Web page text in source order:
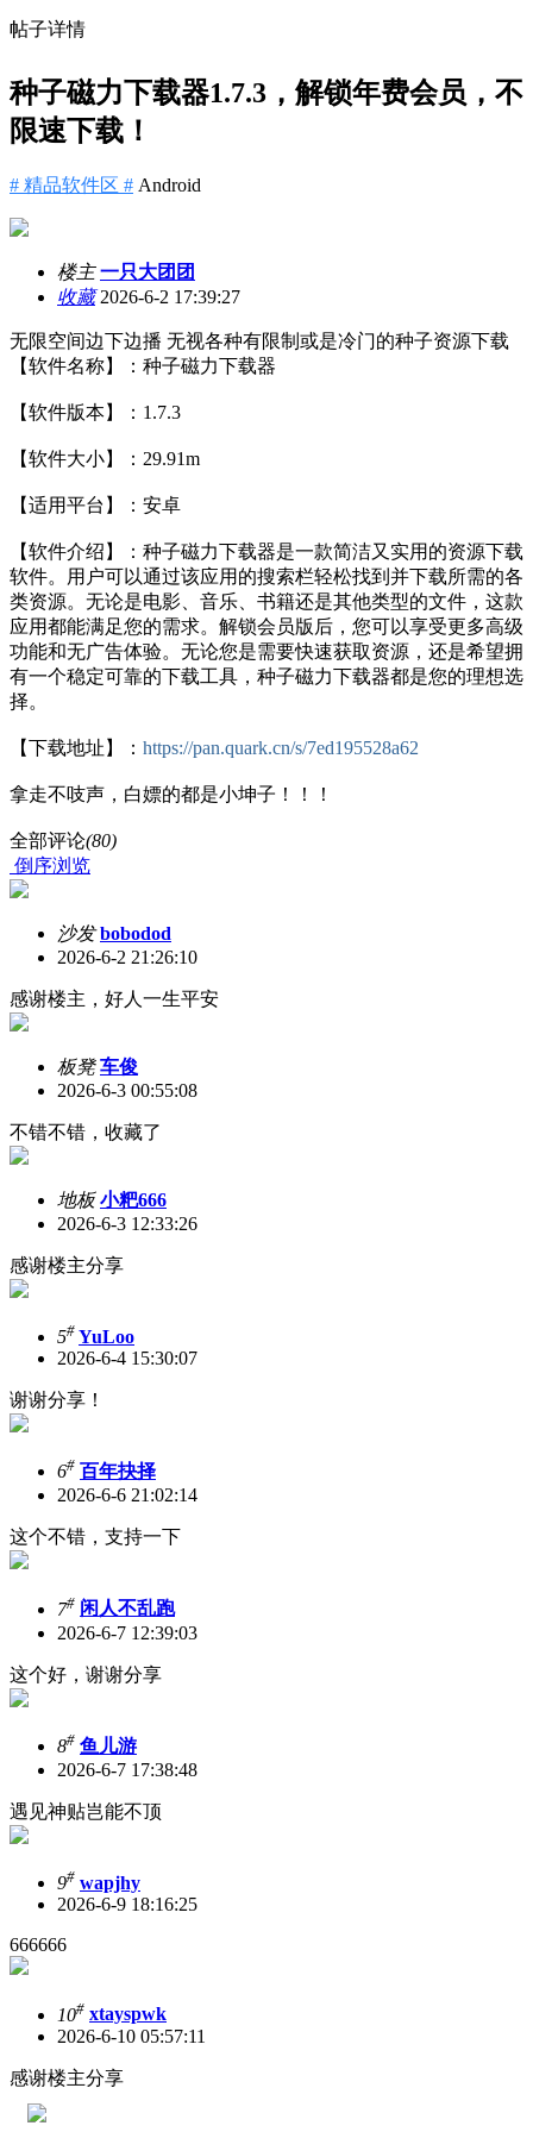
帖子详情
种子磁力下载器1.7.3，解锁年费会员，不
限速下载！
# 精品软件区 # Android
楼主 一只大团团
收藏2026-6-2 17:39:27
无限空间边下边播 无视各种有限制或是冷门的种子资源下载
【软件名称】：种子磁力下载器
【软件版本】：1.7.3
【软件大小】：29.91m
【适用平台】：安卓
【软件介绍】：种子磁力下载器是一款简洁又实用的资源下载
软件。用户可以通过该应用的搜索栏轻松找到并下载所需的各
类资源。无论是电影、音乐、书籍还是其他类型的文件，这款
应用都能满足您的需求。解锁会员版后，您可以享受更多高级
功能和无广告体验。无论您是需要快速获取资源，还是希望拥
有一个稳定可靠的下载工具，种子磁力下载器都是您的理想选
择。
【下载地址】： https://pan.quark.cn/s/7ed195528a62
拿走不吱声，白嫖的都是小坤子！！！
全部评论(80)
倒序浏览
沙发 bobodod
2026-6-2 21:26:10
感谢楼主，好人一生平安
板凳 车俊
2026-6-3 00:55:08
不错不错，收藏了
地板 小粑666
2026-6-3 12:33:26
感谢楼主分享
5# YuLoo
2026-6-4 15:30:07
谢谢分享！
6# 百年抉择
2026-6-6 21:02:14
这个不错，支持一下
7# 闲人不乱跑
2026-6-7 12:39:03
这个好，谢谢分享
8# 鱼儿游
2026-6-7 17:38:48
遇见神贴岂能不顶
9# wapjhy
2026-6-9 18:16:25
666666
10# xtayspwk
2026-6-10 05:57:11
感谢楼主分享